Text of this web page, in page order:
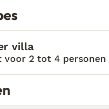
mijn hagelwitte villa
Roja is een
Playa Blanca, naast
voor een
zon zijn hier
aan gedacht! Breng
villa
voor 2 tot 4 personen